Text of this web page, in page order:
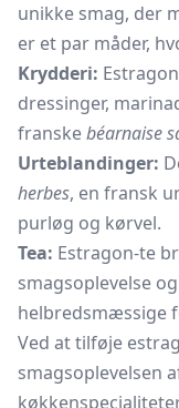
unikke smag, der
er et par måder,
Krydderi:
dressinger,
franskebéarnaise
Urteblandinger:
herbes, en fransk
purløg og kørvel.
Tea: Estragon-te
smagsoplevelse
helbredsmæssige
Ved at tilføje
smagsoplevelsen